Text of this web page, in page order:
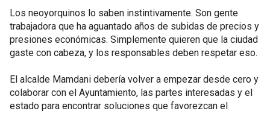
Los neoyorquinos lo saben instintivamente. Son gente
trabajadora que ha aguantado años de subidas de precios y
presiones económicas. Simplemente quieren que la ciudad
gaste con cabeza, y los responsables deben respetar eso.
El alcalde Mamdani debería volver a empezar desde cero y
colaborar con el Ayuntamiento, las partes interesadas y el
estado para encontrar soluciones que favorezcan el